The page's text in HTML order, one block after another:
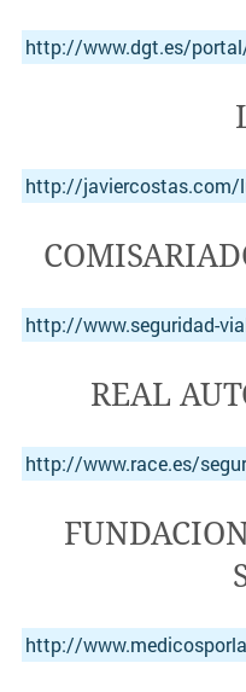
http://www.dgt.es/
http://javiercostas.com/
http://www.seguridad-
REAL
http://www.race.es/
http://